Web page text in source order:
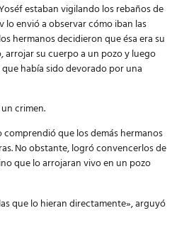
estaban vigilando los rebaños de
lo envió a observar cómo iban las
hermanos decidieron que ésa era su
su cuerpo a un pozo y luego
había sido devorado por una
crimen.
comprendió que los demás hermanos
No obstante, logró convencerlos de
que lo arrojaran vivo en un pozo
que lo hieran directamente», arguyó